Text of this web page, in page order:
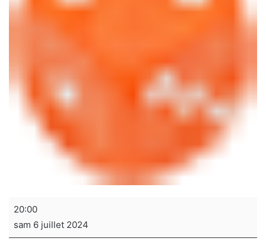
Soirée
de
20:00
sam 6 juillet 2024